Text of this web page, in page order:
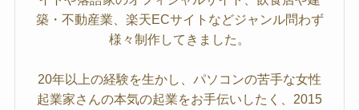
築・不動産業、楽天ECサイトなどジャンル問わず
様々制作してきました。
20年以上の経験を生かし、パソコンの苦手な女性
起業家さんの本気の起業をお手伝いしたく、2015